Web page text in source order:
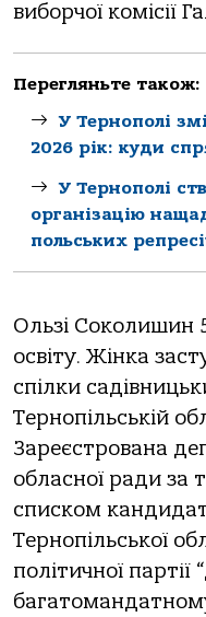
виборчої комісії
Перегляньте також:
У Тернополі
2026 рік: куди
У Тернополі
організацію
польських
Ользі Соколишин
освіту. Жінка
спілки
Тернопільській
Зареєстрована
обласної ради за
списком
Тернопільської
політичної партії